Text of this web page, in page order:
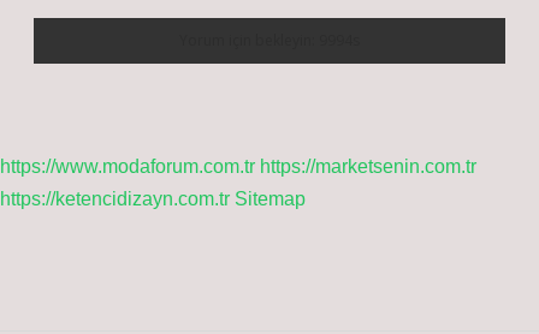
https://www.modaforum.com.tr https://marketsenin.com.tr
https://ketencidizayn.com.tr Sitemap